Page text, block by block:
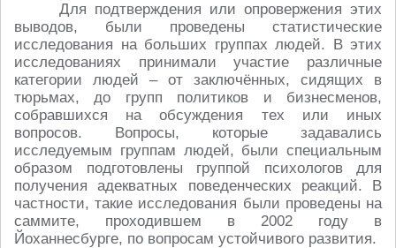
Для подтверждения или опровержения этих
выводов, были проведены статистические
исследования на больших группах людей. В этих
исследованиях принимали участие различные
категории людей – от заключённых, сидящих в
тюрьмах, до групп политиков и бизнесменов,
собравшихся на обсуждения тех или иных
вопросов. Вопросы, которые задавались
исследуемым группам людей, были специальным
образом подготовлены группой психологов для
получения адекватных поведенческих реакций. В
частности, такие исследования были проведены на
саммите, проходившем в 2002 году в
Йоханнесбурге, по вопросам устойчивого развития.